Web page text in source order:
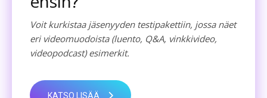
Voit kurkistaa jäsenyyden testipakettiin, jossa näet
eri videomuodoista (luento, Q&A, vinkkivideo,
videopodcast) esimerkit.
KATSO LISÄÄ